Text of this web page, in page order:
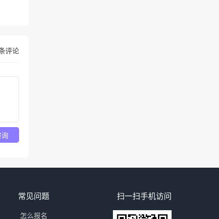
评论
常见问题
怎么报名
扫一扫手机访问